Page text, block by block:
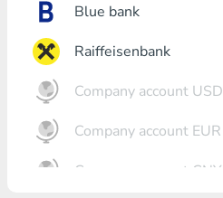
Blue bank
Raiffeisenbank
Company account USD
Company account EUR
Company account CNY